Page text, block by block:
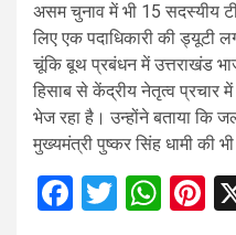
असम चुनाव में भी 15 सदस्यीय
लिए एक पदाधिकारी की ड्यूटी
चूंकि बूथ प्रबंधन में उत्तराखंड
हिसाब से केंद्रीय नेतृत्व प्रचार में
भेज रहा है। उन्होंने बताया कि
मुख्यमंत्री पुष्कर सिंह धामी की
Facebook
Twitter